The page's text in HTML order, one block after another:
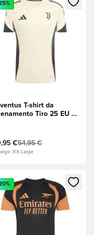
T-shirt da
Tiro 25 EU -
€54,95 €
XX-Large
o registrarsi come
una finestra modale